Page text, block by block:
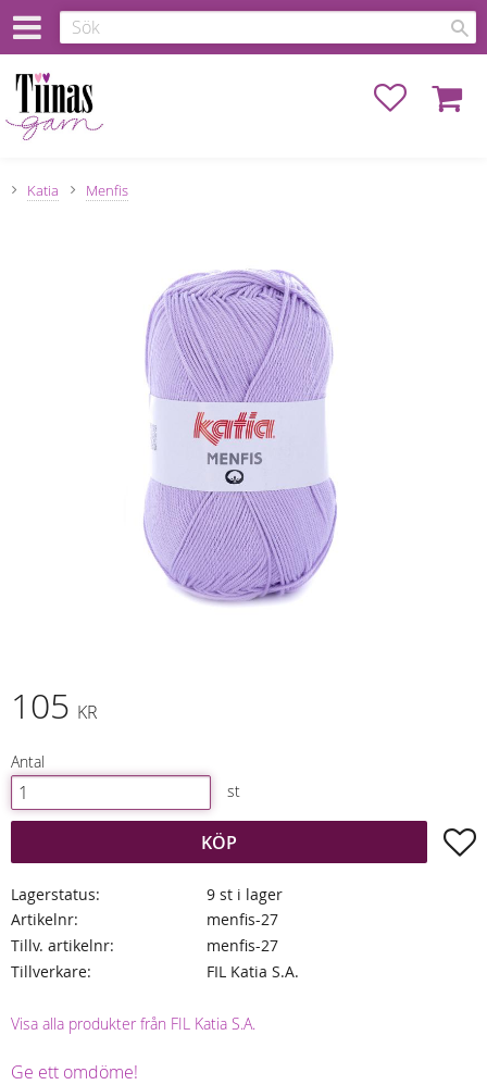
Favoriter
Katia Menfis
105 KR
Antal
st
KÖP
Lagerstatus
9 st i lager
Artikelnr
menfis-27
Tillv. artikelnr
menfis-27
Tillverkare
FIL Katia S.A.
Visa alla produkter från FIL Katia S.A.
Ge ett omdöme!